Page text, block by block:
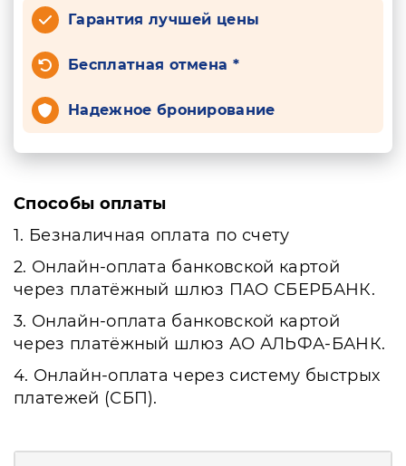
Гарантия лучшей цены
Бесплатная отмена *
Надежное бронирование
Способы оплаты
1. Безналичная оплата по счету
2. Онлайн-оплата банковской картой
через платёжный шлюз ПАО СБЕРБАНК.
3. Онлайн-оплата банковской картой
через платёжный шлюз АО АЛЬФА-БАНК.
4. Онлайн-оплата через систему быстрых
платежей (СБП).